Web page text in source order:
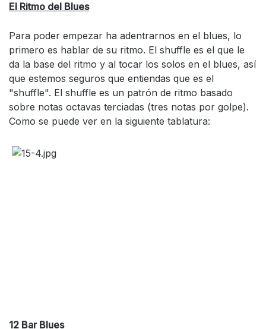
El Ritmo del Blues
Para poder empezar ha adentrarnos en el blues, lo
primero es hablar de su ritmo. El shuffle es el que le
da la base del ritmo y al tocar los solos en el blues, así
que estemos seguros que entiendas que es el
"shuffle". El shuffle es un patrón de ritmo basado
sobre notas octavas terciadas (tres notas por golpe).
Como se puede ver en la siguiente tablatura:
12 Bar Blues